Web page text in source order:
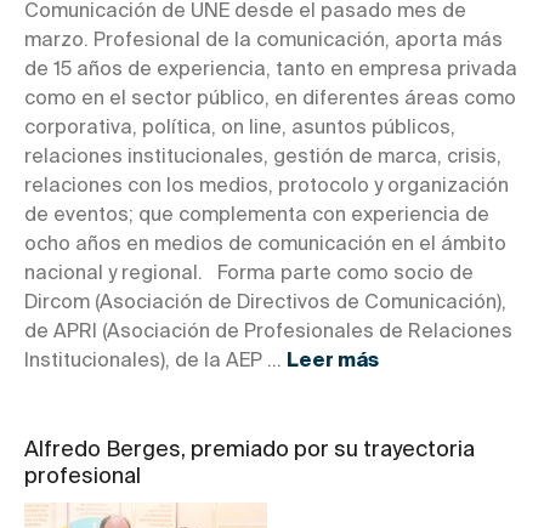
Comunicación de UNE desde el pasado mes de
marzo. Profesional de la comunicación, aporta más
de 15 años de experiencia, tanto en empresa privada
como en el sector público, en diferentes áreas como
corporativa, política, on line, asuntos públicos,
relaciones institucionales, gestión de marca, crisis,
relaciones con los medios, protocolo y organización
de eventos; que complementa con experiencia de
ocho años en medios de comunicación en el ámbito
nacional y regional. Forma parte como socio de
Dircom (Asociación de Directivos de Comunicación),
de APRI (Asociación de Profesionales de Relaciones
Institucionales), de la AEP ... Leer más
Alfredo Berges, premiado por su trayectoria
profesional